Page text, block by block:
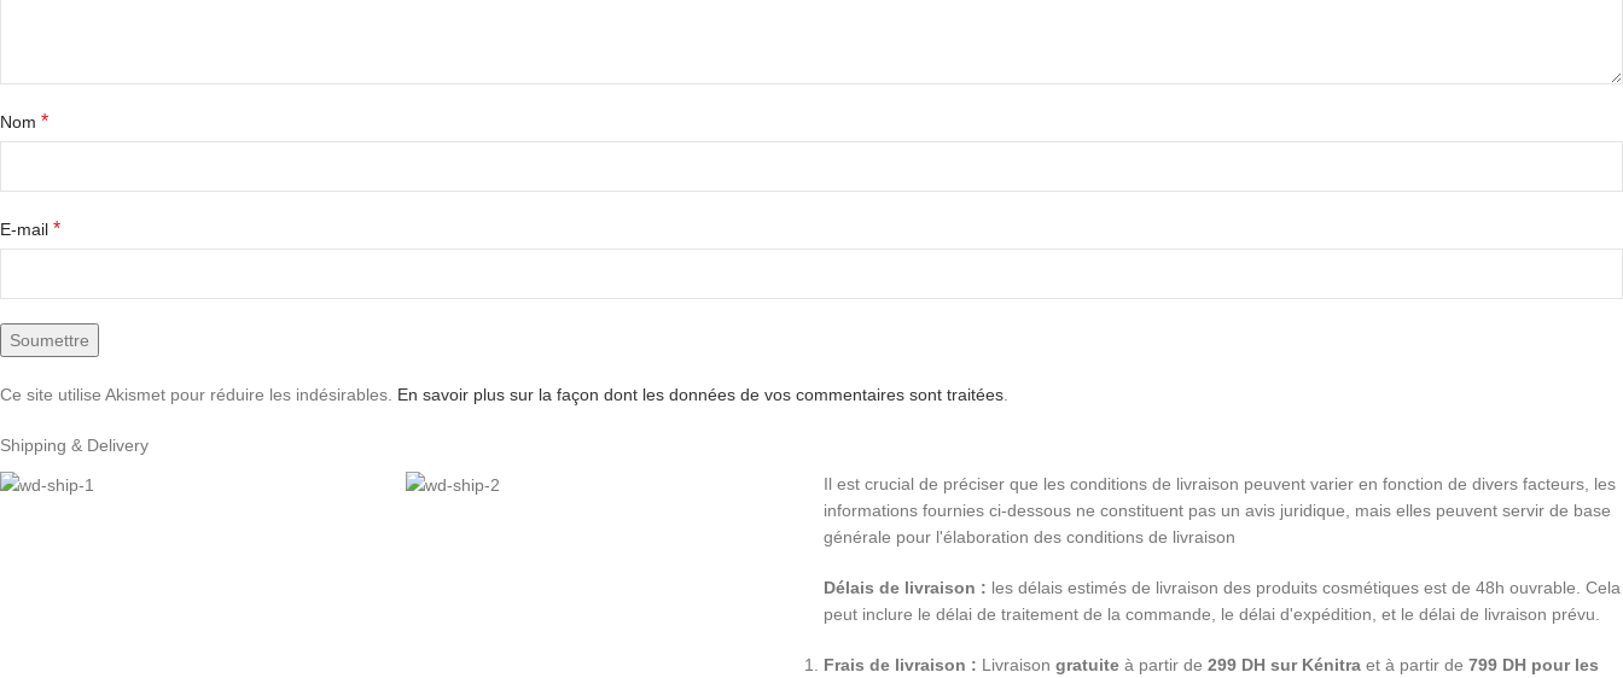
Nom *
E-mail *
Ce site utilise Akismet pour réduire les indésirables. En savoir plus sur la façon dont les données de vos commentaires sont traitées
Shipping & Delivery
Il est crucial de préciser que les conditions de livraison peuvent varier en fonction de divers facteurs, les
informations fournies ci-dessous ne constituent pas un avis juridique, mais elles peuvent servir de base
générale pour l'élaboration des conditions de livraison
Délais de livraison : les délais estimés de livraison des produits cosmétiques est de 48h ouvrable. Cela
peut inclure le délai de traitement de la commande, le délai d'expédition, et le délai de livraison prévu.
Frais de livraison : Livraison gratuite à partir de 299 DH sur Kénitra et à partir de 799 DH pour les